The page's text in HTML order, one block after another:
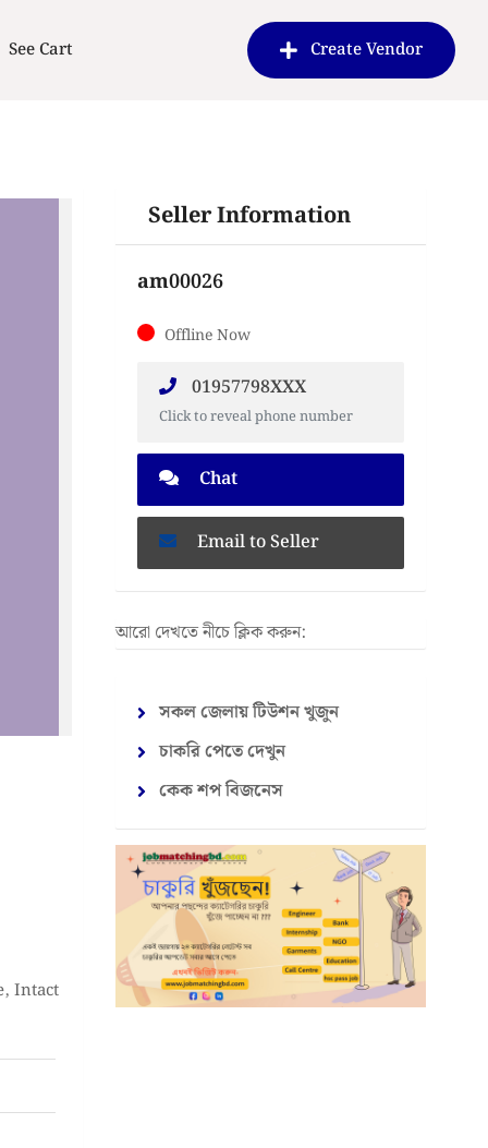
See Cart Create Vendor
, Intact
Seller Information
am00026
Offline Now
01957798XXX
Click to reveal phone number
Chat
Email to Seller
আরো দেখতে নীচে ক্লিক করুন:
সকল জেলায় টিউশন খুজুন
চাকরি পেতে দেখুন
কেক শপ বিজনেস